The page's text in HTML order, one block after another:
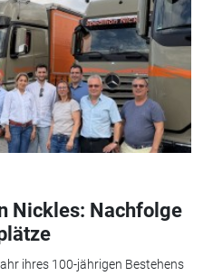
Nickles: Nachfolge
ihres 100-jährigen Bestehens